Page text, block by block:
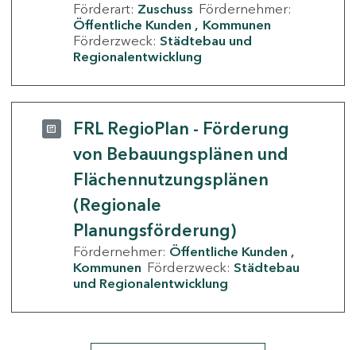
Förderart: Zuschuss Fördernehmer:
Öffentliche Kunden
Kommunen
Förderzweck: Städtebau und
Regionalentwicklung
FRL RegioPlan - Förderung
von Bebauungsplänen und
Flächennutzungsplänen
(Regionale
Planungsförderung)
Fördernehmer: Öffentliche Kunden
Kommunen Förderzweck: Städtebau
und Regionalentwicklung